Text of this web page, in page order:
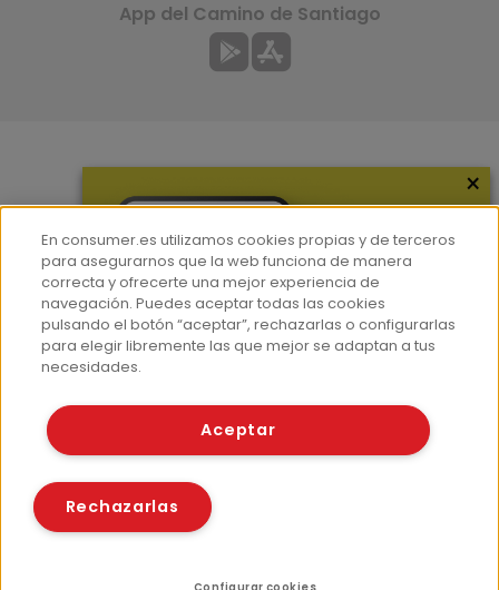
Hemeroteca
Contacto
Prensa
Corpus Lingüístico Consumer
App del Camino de Santiago
© Fundación EROSKI
Políticas de cookies
×
En consumer.es utilizamos cookies propias y de terceros
para asegurarnos que la web funciona de manera
correcta y ofrecerte una mejor experiencia de
navegación. Puedes aceptar todas las cookies
pulsando el botón “aceptar”, rechazarlas o configurarlas
para elegir libremente las que mejor se adaptan a tus
necesidades.
Aceptar
Rechazarlas